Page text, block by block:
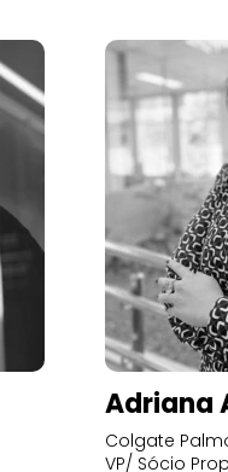
Adriana
Colgate
VP/ Sócio